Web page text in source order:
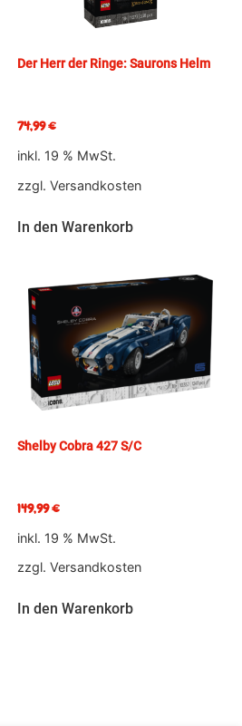
Der Herr der Ringe: Saurons Helm
74,99€
inkl. 19 % MwSt.
zzgl. Versandkosten
In den Warenkorb
Shelby Cobra 427 S/C
149,99€
inkl. 19 % MwSt.
zzgl. Versandkosten
In den Warenkorb